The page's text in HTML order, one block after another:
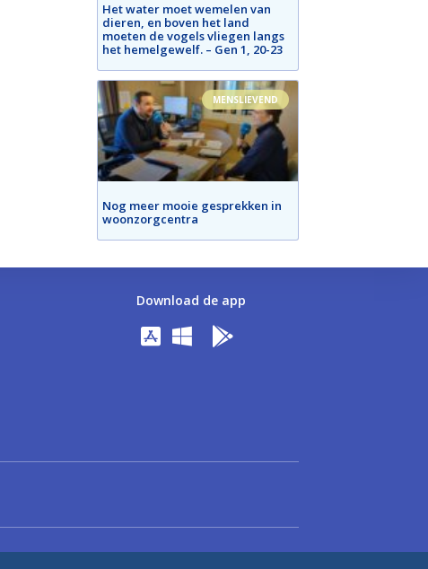
Het water moet wemelen van
dieren, en boven het land
moeten de vogels vliegen langs
het hemelgewelf. – Gen 1, 20-23
MENSLIEVEND
Nog meer mooie gesprekken in
woonzorgcentra
Download de app